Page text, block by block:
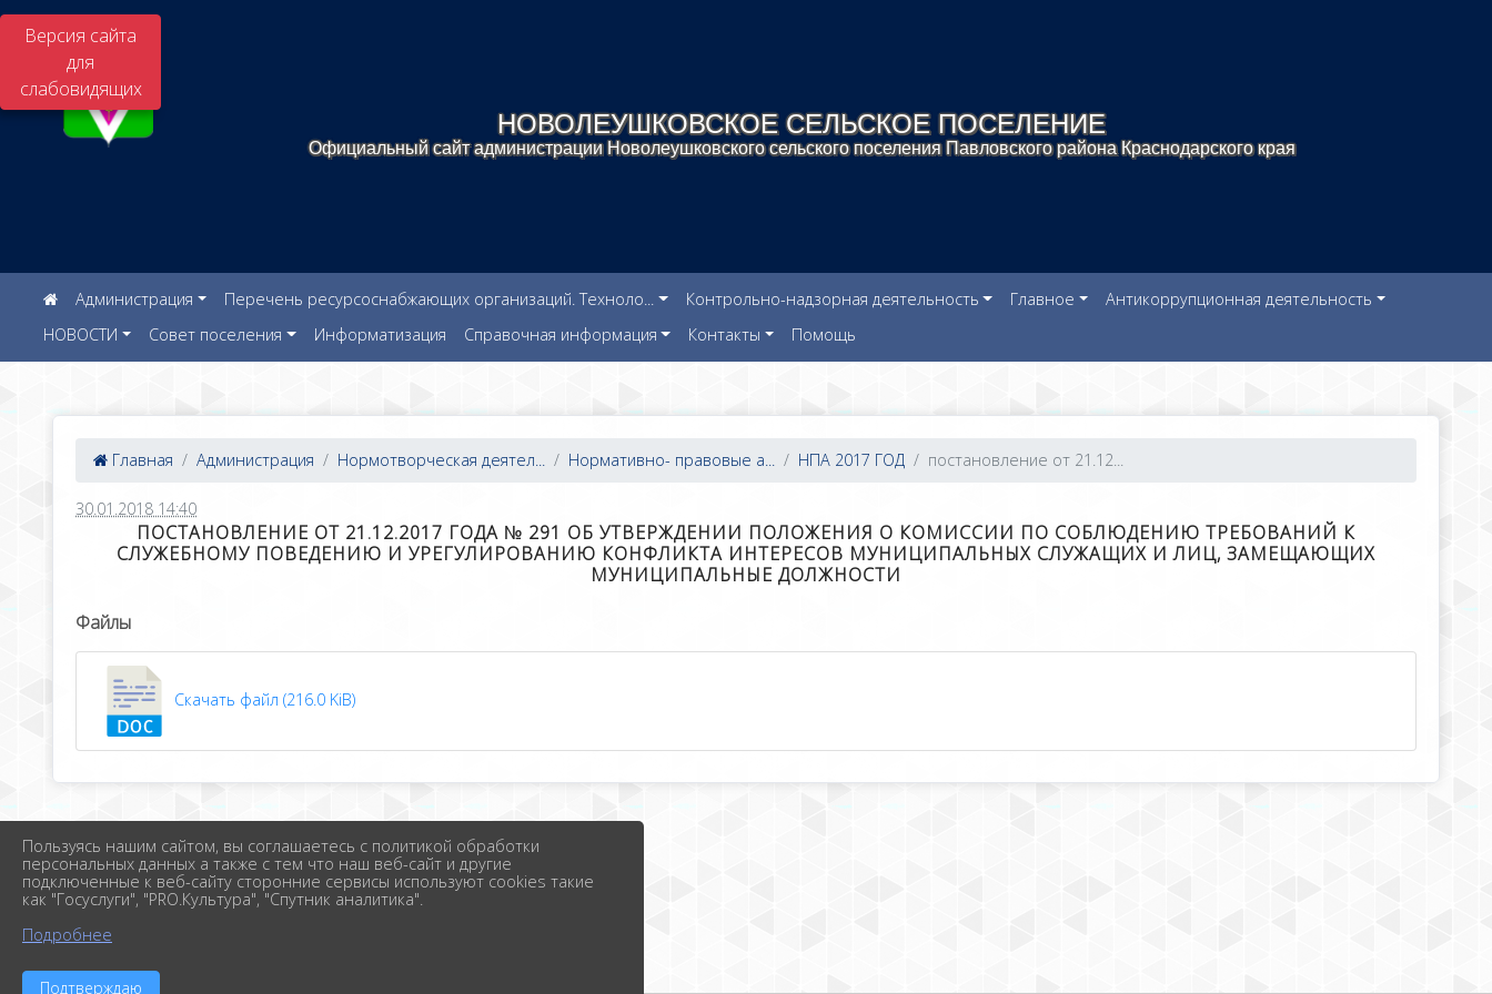
Версия сайта
для
слабовидящих
НОВОЛЕУШКОВСКОЕ СЕЛЬСКОЕ ПОСЕЛЕНИЕ
Официальный сайт администрации Новолеушковского сельского поселения Павловского района Краснодарского края
Администрация Перечень ресурсоснабжающих организаций. Техноло... Контрольно-надзорная деятельность Главное
Антикоррупционная деятельность
НОВОСТИ
Совет поселения Информатизация Справочная информация Контакты Помощь
Главная Администрация Нормотворческая деятел... Нормативно- правовые а... НПА 2017 ГОД постановление от 21.12...
30.01.2018 14:40
ПОСТАНОВЛЕНИЕ ОТ 21.12.2017 ГОДА № 291 ОБ УТВЕРЖДЕНИИ ПОЛОЖЕНИЯ О КОМИССИИ ПО СОБЛЮДЕНИЮ ТРЕБОВАНИЙ К
СЛУЖЕБНОМУ ПОВЕДЕНИЮ И УРЕГУЛИРОВАНИЮ КОНФЛИКТА ИНТЕРЕСОВ МУНИЦИПАЛЬНЫХ СЛУЖАЩИХ И ЛИЦ, ЗАМЕЩАЮЩИХ
МУНИЦИПАЛЬНЫЕ ДОЛЖНОСТИ
Файлы
Скачать файл (216.0 KiB)
Пользуясь нашим сайтом, вы соглашаетесь с политикой обработки
персональных данных а также с тем что наш веб-сайт и другие
подключенные к веб-сайту сторонние сервисы используют cookies такие
как "Госуслуги", "PRO.Культура", "Спутник аналитика".
Подробнее
Подтверждаю